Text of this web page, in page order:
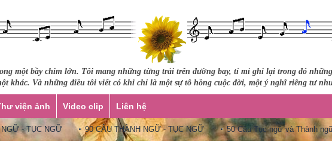
một bầy chim lớn. Tôi mang những từng trải trên đường bay, tỉ mỉ ghi lại trong đó
khác. Và những điều tôi viết có khi chỉ là một sự tô hồng cuộc đời, một ý nghĩ riêng tư
viện ảnh Video clip Liên hệ
TỤC NGỮ 90 CÂU THÀNH NGỮ - TỤC NGỮ 50 Câu Tục ngữ và Thành ngữ Việt